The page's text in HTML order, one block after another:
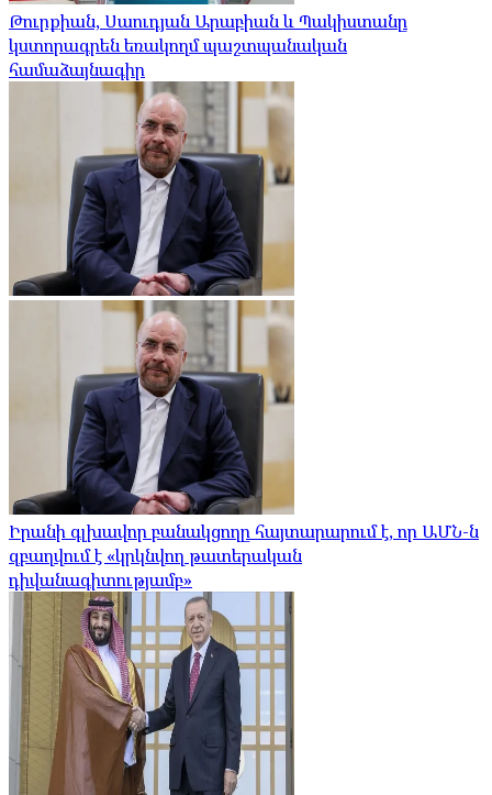
Թուրքիան, Սաուդյան Արաբիան և Պակիստանը
կստորագրեն եռակողմ պաշտպանական
համաձայնագիր
Իրանի գլխավոր բանակցողը հայտարարում է, որ ԱՄՆ-ն
զբաղվում է «կրկնվող թատերական
դիվանագիտությամբ»